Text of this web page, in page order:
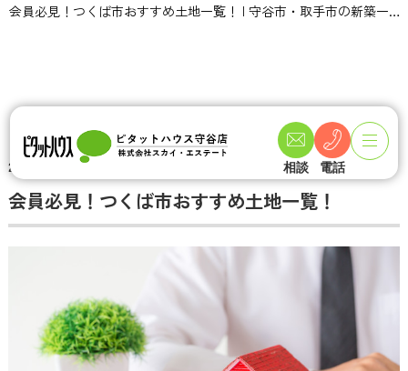
会員必見！つくば市おすすめ土地一覧！ | 守谷市・取手市の新築一戸建て・土地・一軒家購入情報ならピタットハウス守谷店 スカイ・エステート
相談 電話
不動産ブログ一覧 会員必見！つくば市おすすめ土地一覧！
2021-01-31
会員必見！つくば市おすすめ土地一覧！